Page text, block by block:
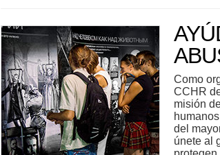
Como
CCHR
misión
del
únete al